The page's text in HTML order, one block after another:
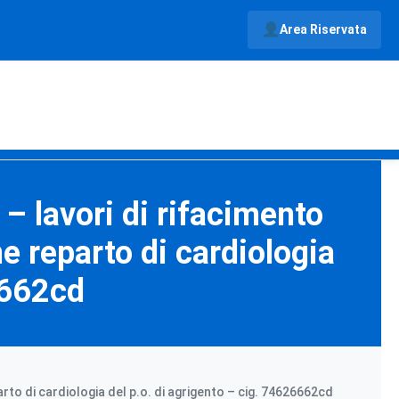
Area Riservata
lavori di rifacimento
reparto di cardiologia
di cardiologia del p.o. di agrigento – cig. 74626662cd